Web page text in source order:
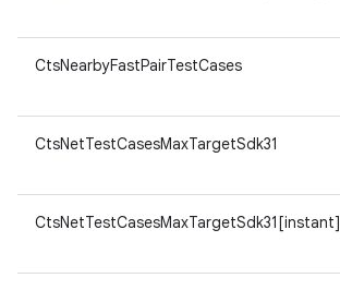
CtsNearbyFastPairTestCases
CtsNetTestCasesMaxTargetSdk31
CtsNetTestCasesMaxTargetSdk31[instant]